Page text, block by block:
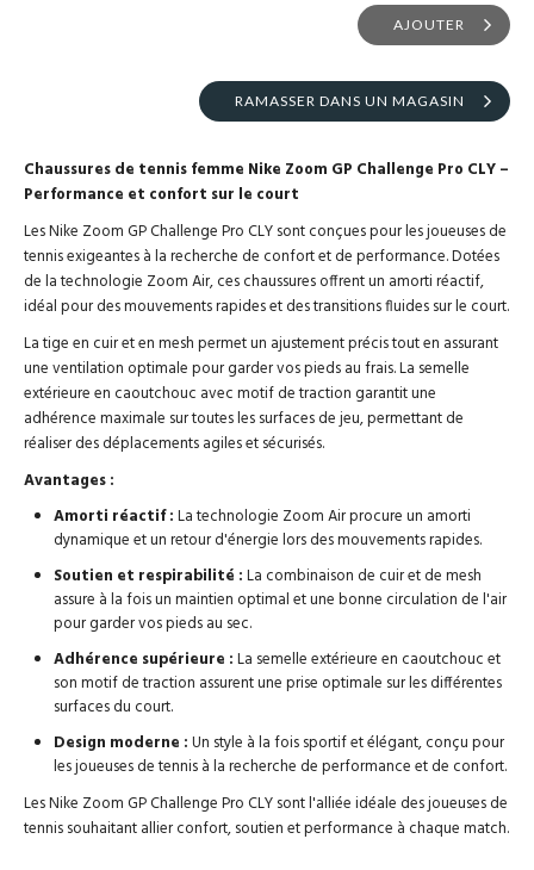
AJOUTER
RAMASSER DANS UN MAGASIN
Chaussures de tennis femme Nike Zoom GP Challenge Pro CLY –
Performance et confort sur le court
Les Nike Zoom GP Challenge Pro CLY sont conçues pour les joueuses de
tennis exigeantes à la recherche de confort et de performance. Dotées
de la technologie Zoom Air, ces chaussures offrent un amorti réactif,
idéal pour des mouvements rapides et des transitions fluides sur le court.
La tige en cuir et en mesh permet un ajustement précis tout en assurant
une ventilation optimale pour garder vos pieds au frais. La semelle
extérieure en caoutchouc avec motif de traction garantit une
adhérence maximale sur toutes les surfaces de jeu, permettant de
réaliser des déplacements agiles et sécurisés.
Avantages :
Amorti réactif :La technologie Zoom Air procure un amorti
dynamique et un retour d'énergie lors des mouvements rapides.
Soutien et respirabilité :La combinaison de cuir et de mesh
assure à la fois un maintien optimal et une bonne circulation de l'air
pour garder vos pieds au sec.
Adhérence supérieure :La semelle extérieure en caoutchouc et
son motif de traction assurent une prise optimale sur les différentes
surfaces du court.
Design moderne :Un style à la fois sportif et élégant, conçu pour
les joueuses de tennis à la recherche de performance et de confort.
Les Nike Zoom GP Challenge Pro CLY sont l'alliée idéale des joueuses de
tennis souhaitant allier confort, soutien et performance à chaque match.